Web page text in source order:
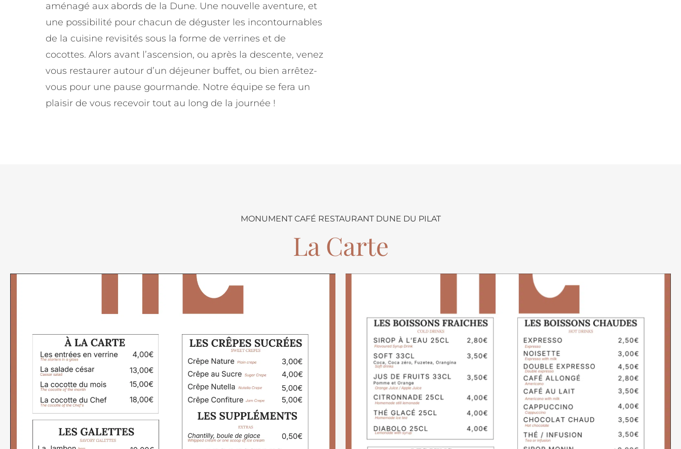
aménagé aux abords de la Dune. Une nouvelle aventure, et
une possibilité pour chacun de déguster les incontournables
de la cuisine revisités sous la forme de verrines et de
cocottes. Alors avant l’ascension, ou après la descente, venez
vous restaurer autour d’un déjeuner buffet, ou bien arrêtez-
vous pour une pause gourmande. Notre équipe se fera un
plaisir de vous recevoir tout au long de la journée !
MONUMENT CAFÉ RESTAURANT DUNE DU PILAT
La Carte